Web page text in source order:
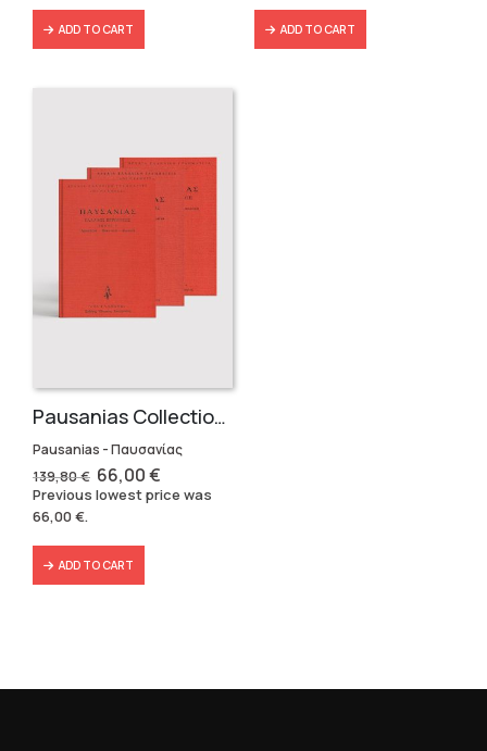
ADD TO CART ADD TO CART
Pausanias Collection – Hardbound (3 volumes)
Pausanias - Παυσανίας
139,80€ Original
price
was:
66,00€Current
price
is:
Previous lowest price was
66,00€.
ADD TO CART